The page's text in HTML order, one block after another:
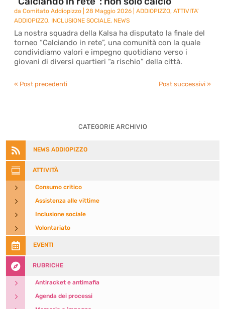
daComitato Addiopizzo |28 Maggio 2026 |ADDIOPIZZO,ATTIVITA'
ADDIOPIZZO, INCLUSIONE SOCIALE, NEWS
La nostra squadra della Kalsa ha disputato la finale del
torneo “Calciando in rete”, una comunità con la quale
condividiamo valori e impegno quotidiano verso i
giovani di diversi quartieri “a rischio” della città.
« Post precedenti Post successivi »
CATEGORIE ARCHIVIO
 NEWS ADDIOPIZZO
 ATTIVITÀ
5 Consumo critico
5 Assistenza alle vittime
5 Inclusione sociale
5 Volontariato
 EVENTI
 RUBRICHE
5 Antiracket e antimafia
5 Agenda dei processi